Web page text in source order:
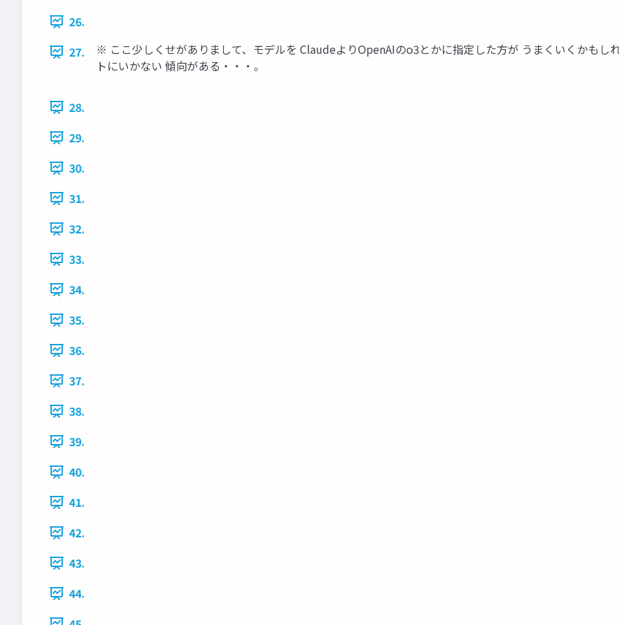
26.
27.
※ ここ少しくせがありまして、モデルを ClaudeよりOpenAIのo3とかに指定した方が うまくいくかもし
トにいかない 傾向がある・・・。
28.
29.
30.
31.
32.
33.
34.
35.
36.
37.
38.
39.
40.
41.
42.
43.
44.